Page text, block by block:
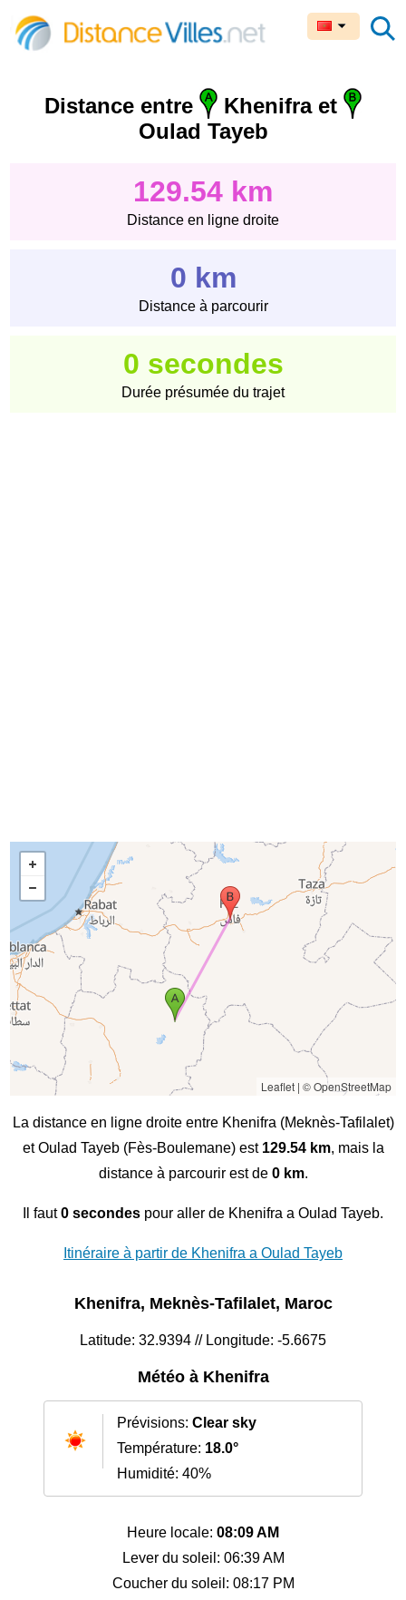
Distance entre
Khenifra et
Oulad Tayeb
129.54 km
Distance en ligne droite
0 km
Distance à parcourir
0 secondes
Durée présumée du trajet
Leaflet| © OpenStreetMap
La distance en ligne droite entre Khenifra (Meknès-Tafilalet)
et Oulad Tayeb (Fès-Boulemane) est 129.54 km, mais la
distance à parcourir est de 0 km.
Il faut0 secondes pour aller de Khenifra a Oulad Tayeb.
Itinéraire à partir de Khenifra a Oulad Tayeb
Khenifra, Meknès-Tafilalet, Maroc
Latitude: 32.9394 // Longitude: -5.6675
Météo à Khenifra
Prévisions: Clear sky
Température: 18.0°
Humidité: 40%
Heure locale: 08:09 AM
Lever du soleil: 06:39 AM
Coucher du soleil: 08:17 PM